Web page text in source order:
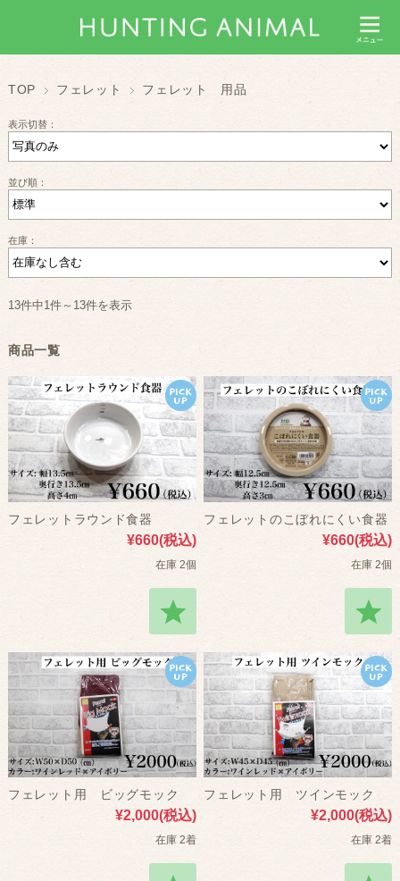
TOP フェレット フェレット 用品
表示切替：
並び順：
在庫：
13件中1件～13件を表示
商品一覧
フェレットラウンド食器
¥660(税込)
在庫 2個
フェレットのこぼれにくい食器
¥660(税込)
在庫 2個
フェレット用 ビッグモック
¥2,000(税込)
在庫 2着
フェレット用 ツインモック
¥2,000(税込)
在庫 2着